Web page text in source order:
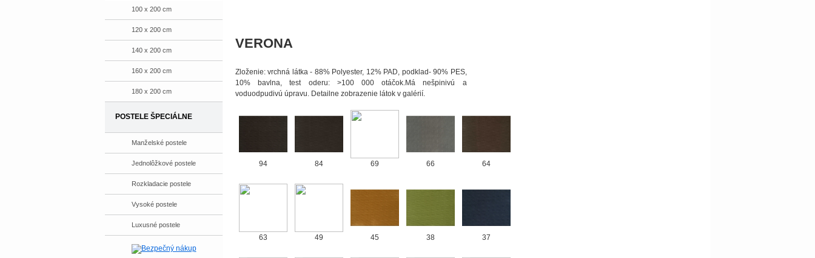
VERONA
Zloženie: vrchná látka - 88% Polyester, 12% PAD, podklad- 90% PES,
10% bavlna, test oderu: >100 000 otáčok.Má nešpinivú a
voduodpudivú úpravu. Detailne zobrazenie látok v galérií.
94 84 69 66 64
63 49 45 38 37
100 x 200 cm
120 x 200 cm
140 x 200 cm
160 x 200 cm
180 x 200 cm
POSTELE ŠPECIÁLNE
Manželské postele
Jednolôžkové postele
Rozkladacie postele
Vysoké postele
Luxusné postele